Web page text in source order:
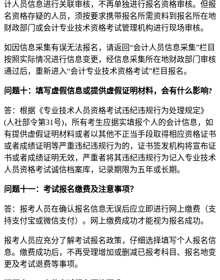
计人员信息进行关联审核，不再单独进行报名资格审核。但报
名资格存疑的人员，须按要求携带报名所需资料到报名所在地
财政部门或会计专业技术资格考试管理机构进行现场审核。
如因信息采集有误无法报名，请返回“会计人员信息采集”栏目
按照实际情况进行信息变更，经信息采集所在地财政部门审核
通过后，重新进入“会计专业技术资格考试”栏目报名。
问题十：填写虚假信息或提供虚假证明材料，会有什么影响?
答：根据《专业技术人员资格考试违纪违规行为处理规定》
(人社部令第31号)，所有考生应据实填报个人的会计信息，如
有提供虚假证明材料或者以其他不正当手段取得相应资格证书
或者成绩证明等严重违纪违规行为的，证书签发机构将宣布证
书或者成绩证明无效，严重者将其违纪违规行为记入专业技术
人员资格考试诚信档案库，记录期限为五年或长期。
问题十一：考试报名缴费及注意事项？
答：报考人员在确认报名信息无误后应立即进行网上缴费（支
持支付宝或微信支付）。网上缴费成功才能视为报名成功。
报考人员应充分了解考试报名政策，仔细选择填写个人报名信
息。缴费成功后，不再受理增加或删减已报考科目、报名地变
更及考试退费等事项。